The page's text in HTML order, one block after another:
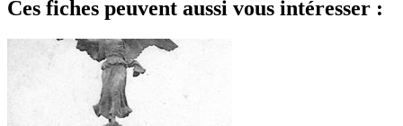
Ces fiches peuvent aussi vous intéresser :